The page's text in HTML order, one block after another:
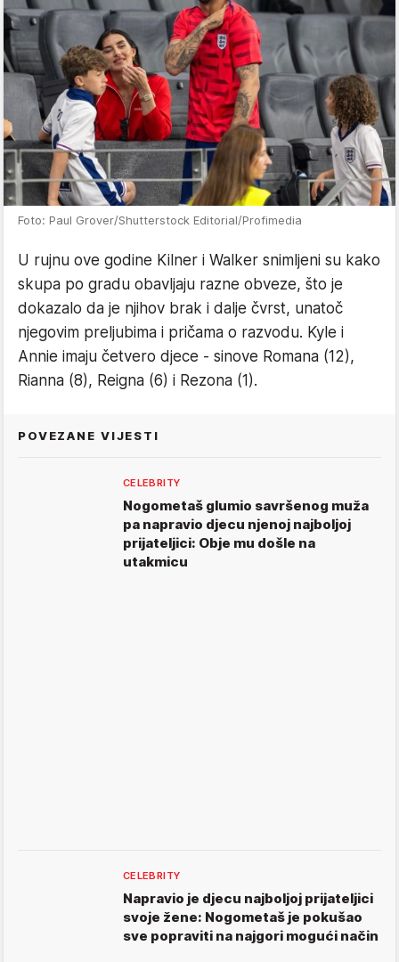
Foto: Paul Grover/Shutterstock Editorial/Profimedia
U rujnu ove godine Kilner i Walker snimljeni su kako
skupa po gradu obavljaju razne obveze, što je
dokazalo da je njihov brak i dalje čvrst, unatoč
njegovim preljubima i pričama o razvodu. Kyle i
Annie imaju četvero djece - sinove Romana (12),
Rianna (8), Reigna (6) i Rezona (1).
POVEZANE VIJESTI
CELEBRITY
Nogometaš glumio savršenog muža
pa napravio djecu njenoj najboljoj
prijateljici: Obje mu došle na
utakmicu
CELEBRITY
Napravio je djecu najboljoj prijateljici
svoje žene: Nogometaš je pokušao
sve popraviti na najgori mogući način